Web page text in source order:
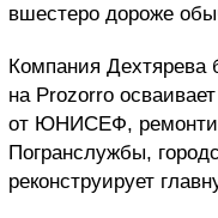
вшестеро дороже
Компания Дехтярева
на Prozorro
от ЮНИСЕФ,
Погранслужбы,
реконструирует